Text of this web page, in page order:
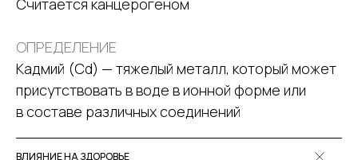
Считается канцерогеном
ОПРЕДЕЛЕНИЕ
Кадмий (Cd) — тяжелый металл, который может
присутствовать в воде в ионной форме или
в составе различных соединений
ВЛИЯНИЕ НА ЗДОРОВЬЕ